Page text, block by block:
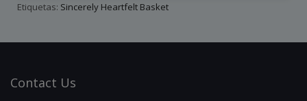
Etiquetas: Sincerely Heartfelt Basket
Contact Us